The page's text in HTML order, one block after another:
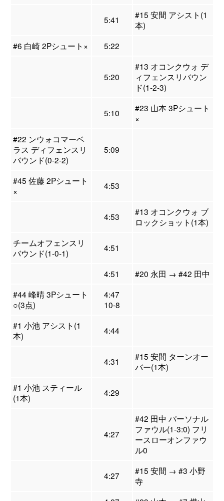
5:41
#15 安間 アシスト(1
本)
#6 白崎 2Pシュート×
5:22
5:20
#13 オコンクウォ デ
ィフェンスリバウン
ド(1-2-3)
5:10
#23 山本 3Pシュート
×
#22 ンウォコマーベ
ラス ディフェンスリ
バウンド(0-2-2)
5:09
#45 佐藤 2Pシュート
×
4:53
4:53
#13 オコンクウォ ブ
ロックショット(1本)
チームオフェンスリ
バウンド(1-0-1)
4:51
4:51
#20 永田 → #42 田中
#44 峰晴 3Pシュート
○(3点)
4:47
10-8
#1 小池 アシスト(1
本)
4:44
4:31
#15 安間 ターンオー
バー(1本)
#1 小池 スティール
(1本)
4:29
4:27
#42 田中 パーソナル
ファウル(1-3:0) フリ
ースローオンファウ
ル0
4:27
#15 安間 → #3 小野
寺